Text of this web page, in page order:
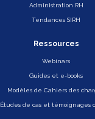
Administration RH
Tendances SIRH
Ressources
Webinars
Guides et e-books
Modèles de Cahiers des
Études de cas et témoignages